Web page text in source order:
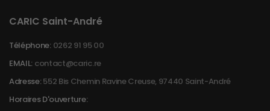
CARIC Saint-André
Téléphone: 0262 91 95 00
EMAIL: contact@caric.re
Adresse:552 Bis Chemin Ravine Creuse, 97440 Saint-André
Horaires D'ouverture: